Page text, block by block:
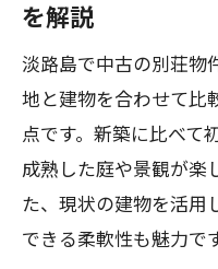
を解説
淡路島で中古の別荘物
地と建物を合わせて比
点です。新築に比べて
成熟した庭や景観が楽
た、現状の建物を活用
できる柔軟性も魅力です